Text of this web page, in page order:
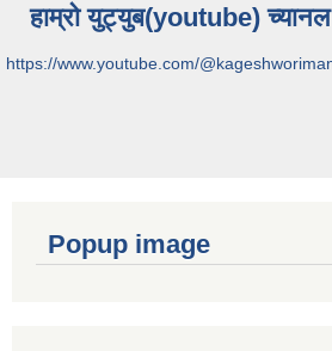
हाम्रो युट्युब(youtube) च्यानल
https://www.youtube.com/
Popup image